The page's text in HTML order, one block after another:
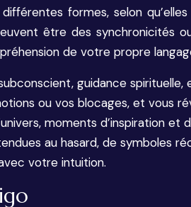
formes, selon
être des synchronicités
de votre propre
guidance
ou vos blocages, et vous
moments d’inspiration
au hasard, de symboles
votre intuition.